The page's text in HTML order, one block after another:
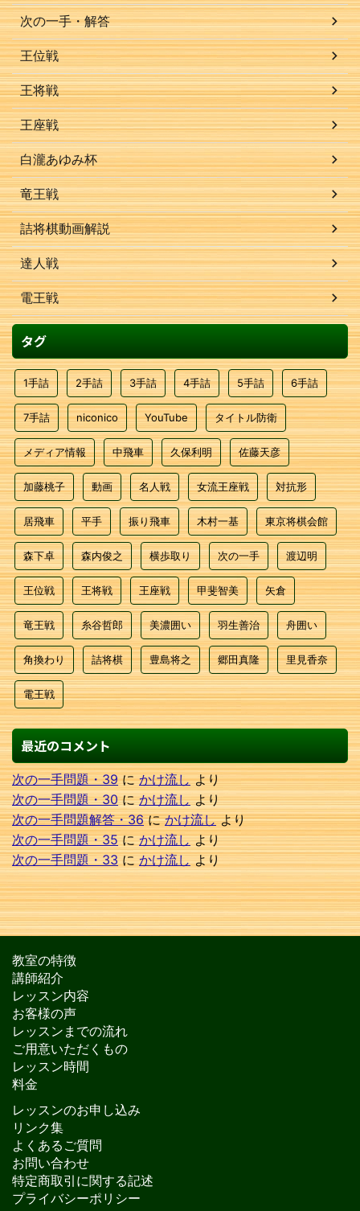
次の一手・解答
王位戦
王将戦
王座戦
白瀧あゆみ杯
竜王戦
詰将棋動画解説
達人戦
電王戦
タグ
1手詰 2手詰 3手詰 4手詰 5手詰 6手詰
7手詰 niconico YouTube タイトル防衛
メディア情報 中飛車 久保利明 佐藤天彦
加藤桃子 動画 名人戦 女流王座戦 対抗形
居飛車 平手 振り飛車 木村一基 東京将棋会館
森下卓 森内俊之 横歩取り 次の一手 渡辺明
王位戦 王将戦 王座戦 甲斐智美 矢倉
竜王戦 糸谷哲郎 美濃囲い 羽生善治 舟囲い
角換わり 詰将棋 豊島将之 郷田真隆 里見香奈
電王戦
最近のコメント
次の一手問題・39にかけ流しより
次の一手問題・30にかけ流しより
次の一手問題解答・36にかけ流しより
次の一手問題・35にかけ流しより
次の一手問題・33にかけ流しより
教室の特徴
講師紹介
レッスン内容
お客様の声
レッスンまでの流れ
ご用意いただくもの
レッスン時間
料金
レッスンのお申し込み
リンク集
よくあるご質問
お問い合わせ
特定商取引に関する記述
プライバシーポリシー